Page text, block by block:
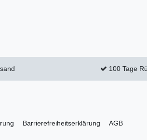
100 Tage
Barrierefreiheitserklärung AGB